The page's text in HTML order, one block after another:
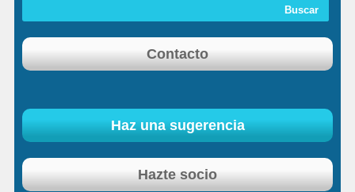
Contacto
Haz una sugerencia
Hazte socio